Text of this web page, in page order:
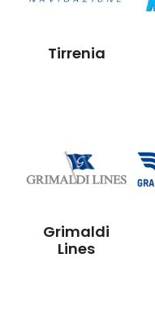
Tirrenia
Grimaldi
Lines